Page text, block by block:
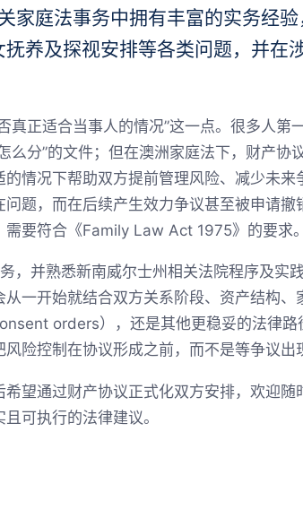
家庭法事务中拥有丰富的实务经
养及探视安排等各类问题，并在
真正适合当事人的情况”这一点。很多人第
么分”的文件；但在澳洲家庭法下，财产协
情况下帮助双方提前管理风险、减少未
题，而在后续产生效力争议甚至被申请
需要符合《Family Law Act 1975》的要求
，并熟悉新南威尔士州相关法院程序及实
一开始就结合双方关系阶段、资产结构
orders），还是其他更稳妥的法律
险控制在协议形成之前，而不是等争议出
望通过财产协议正式化双方安排，欢迎
可执行的法律建议。